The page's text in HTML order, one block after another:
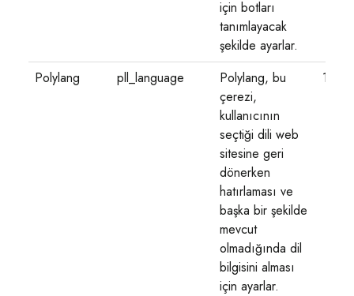
için botları
tanımlayacak
şekilde ayarlar.
Polylang
pll_language
Polylang, bu
çerezi,
kullanıcının
seçtiği dili web
sitesine geri
dönerken
hatırlaması ve
başka bir şekilde
mevcut
olmadığında dil
bilgisini alması
için ayarlar.
1 yıl